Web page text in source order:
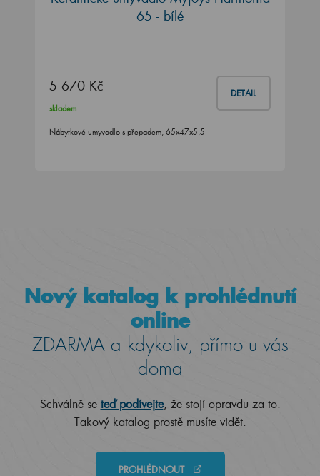
65 - bílé
5 670 Kč DETAIL
skladem
Nábytkové umyvadlo s přepadem, 65x47x5,5
Nový katalog k prohlédnutí
online
ZDARMA a kdykoliv, přímo u vás
doma
Schválně se teď podívejte, že stojí opravdu za to.
Takový katalog prostě musíte vidět.
PROHLÉDNOUT